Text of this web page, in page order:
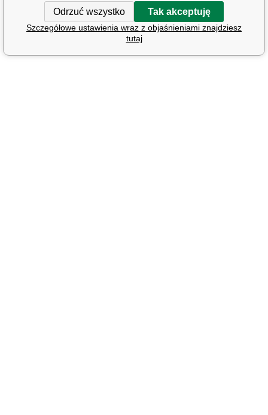
Odrzuć wszystko Tak akceptuję
Szczegółowe ustawienia wraz z objaśnieniami znajdziesz
tutaj